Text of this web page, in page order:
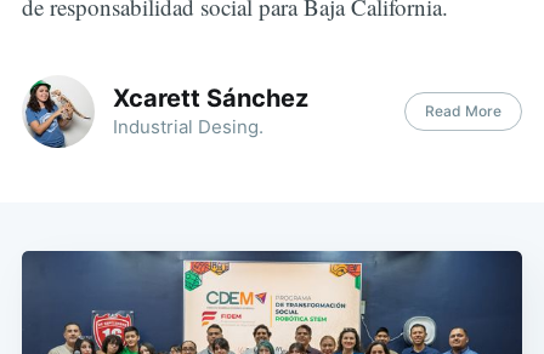
de responsabilidad social para Baja California.
Xcarett Sánchez
Industrial Desing.
Read More